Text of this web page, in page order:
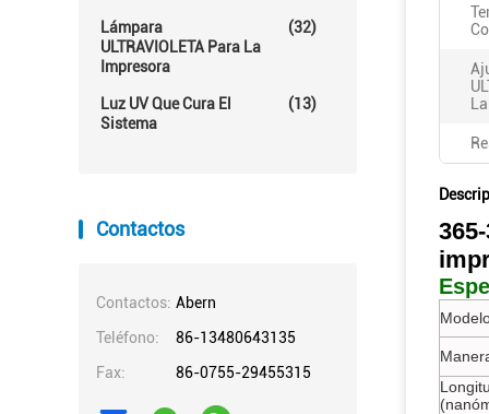
Lámpara
ULTRAVIOLETA Para La
Impresora
(32)
Luz UV Que Cura El
Sistema
(13)
Contactos
Contactos: Abern
Teléfono:
86-13480643135
Fax:
86-0755-29455315